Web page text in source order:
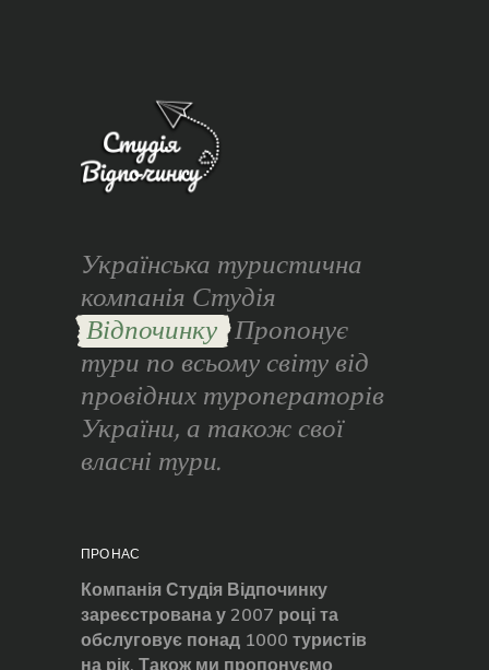
Українська туристична
компанія Студія
Відпочинку Пропонує
тури по всьому світу від
провідних туроператорів
України, а також свої
власні тури.
ПРО НАС
Компанія Студія Відпочинку
зареєстрована у 2007 році та
обслуговує понад 1000 туристів
на рік. Також ми пропонуємо